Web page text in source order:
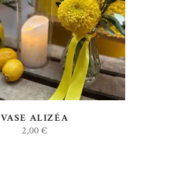
AJOUTER AU DEVIS
VASE ALIZÉA
2,00€